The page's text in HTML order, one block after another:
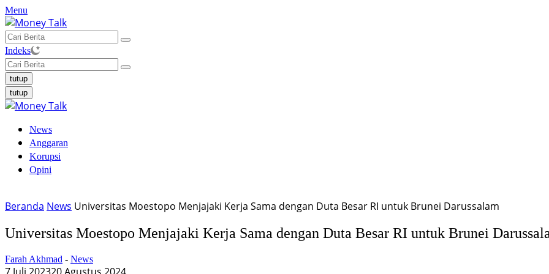
Langsung
ke
konten
Menu
Indeks
tutup
tutup
News
Anggaran
Korupsi
Opini
Beranda News Universitas Moestopo Menjajaki Kerja Sama dengan Duta Besar RI untuk Brunei Darussalam
Universitas Moestopo Menjajaki Kerja Sama dengan Duta Besar RI untuk Brunei
Farah Akhmad - News